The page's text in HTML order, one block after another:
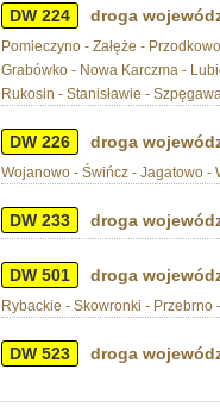
DW 224 droga
Pomieczyno - Załęże -
Grabówko - Nowa Karczma -
Rukosin - Stanisławie -
DW 226 droga
Wojanowo - Świńcz - Jagatowo -
DW 233 droga
DW 501 droga
Rybackie - Skowronki -
DW 523 droga